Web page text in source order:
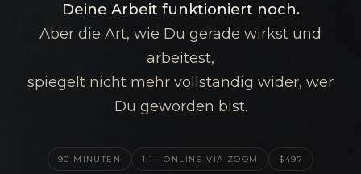
Deine Arbeit funktioniert noch.
Aber die Art, wie Du gerade wirkst und
arbeitest,
spiegelt nicht mehr vollständig wider, wer
Du geworden bist.
90 MINUTEN 1:1 · ONLINE VIA ZOOM $497